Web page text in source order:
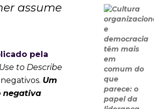
assume
pela
to Describe
Um
negativa